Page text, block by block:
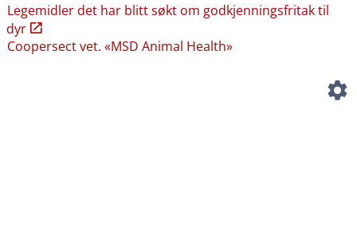
Legemidler det har blitt søkt om godkjenningsfritak til
dyr
Coopersect vet. «MSD Animal Health»